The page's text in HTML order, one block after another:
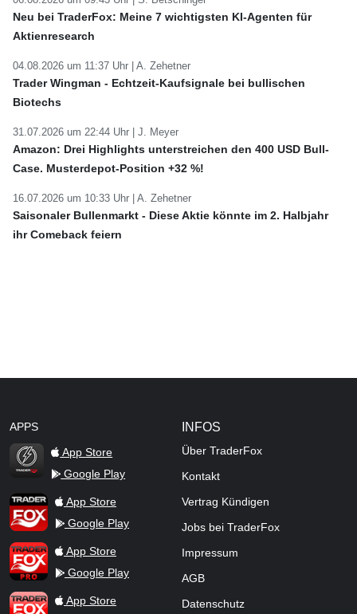
Neu bei TraderFox: Meine 7 wichtigsten KI-Agenten für
Aktienresearch
04.08.2026 um 11:37 Uhr | A. Zehetner
Trader Wingman - Echtzeit-Kaufsignale bei bullischen
Biotechs
31.07.2026 um 22:44 Uhr | J. Meyer
Amazon: Drei Highlights unterstreichen den 400 USD Bull-
Case. Musterdepot-Position +32 %!
16.07.2026 um 10:33 Uhr | A. Zehetner
Saisonaler Bullenmarkt - Diese Aktie könnte im 2. Halbjahr
ihr Comeback feiern
APPS
TraderFox Flash
App Store
Google Play
TraderFox AppApp Store
Google Play
TraderFox ProApp Store
Google Play
TraderFox dpa-AFX ProFeed
App Store
INFOS
Über TraderFox
Kontakt
Vertrag Kündigen
Jobs bei TraderFox
Impressum
AGB
Datenschutz